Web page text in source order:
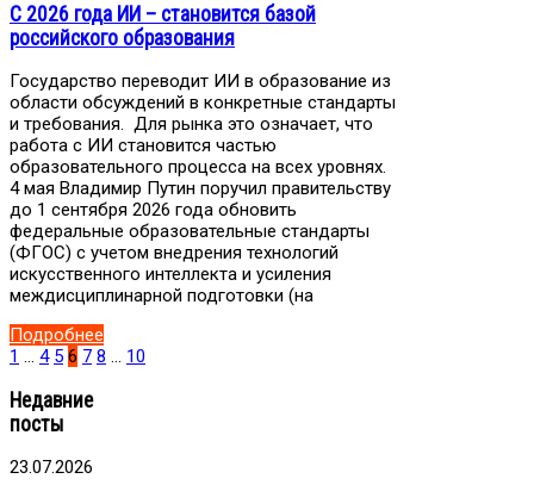
С 2026 года ИИ – становится базой
российского образования
Государство переводит ИИ в образование из
области обсуждений в конкретные стандарты
и требования. Для рынка это означает, что
работа с ИИ становится частью
образовательного процесса на всех уровнях.
4 мая Владимир Путин поручил правительству
до 1 сентября 2026 года обновить
федеральные образовательные стандарты
(ФГОС) с учетом внедрения технологий
искусственного интеллекта и усиления
междисциплинарной подготовки (на
Подробнее
1 … 4 5 6 7 8 … 10
Недавние
посты
23.07.2026